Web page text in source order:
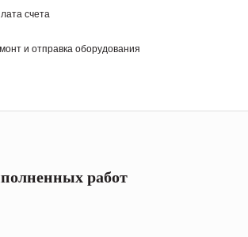
счета
и отправка оборудования
работ